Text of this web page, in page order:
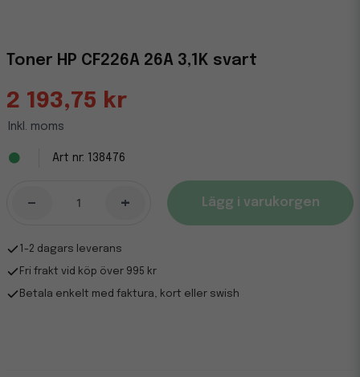
Toner HP CF226A 26A 3,1K svart
2 193,75 kr
Inkl. moms
138476
- + Lägg i varukorgen
1-2 dagars leverans
Fri frakt vid köp över 995 kr
Betala enkelt med faktura, kort eller swish